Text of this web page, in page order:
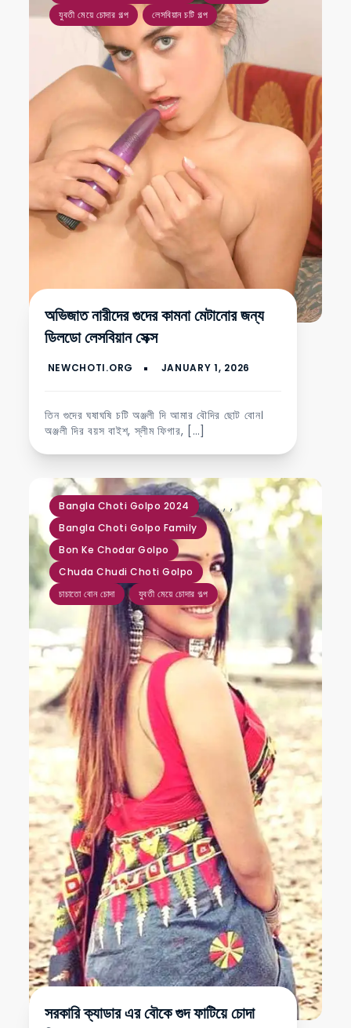
যুবতী মেয়ে চোদার গল্প লেসবিয়ান চটি গল্প
অভিজাত নারীদের গুদের কামনা মেটানোর জন্য
ডিলডো লেসবিয়ান সেক্স
তিন গুদের ঘষাঘষি চটি অঞ্জলী দি আমার বৌদির ছোট বোন।
অঞ্জলী দির বয়স বাইশ, স্লীম ফিগার, […]
Bangla Choti Golpo 2024 ,
Bangla Choti Golpo Family
,
Bon Ke Chodar Golpo
,
Chuda Chudi Choti Golpo
,
চাচাতো বোন চোদা
,
যুবতী মেয়ে চোদার গল্প
সরকারি ক্যাডার এর বৌকে গুদ ফাটিয়ে চোদা